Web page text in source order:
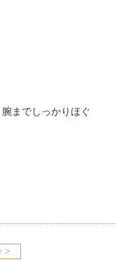
までしっかりほぐ
>